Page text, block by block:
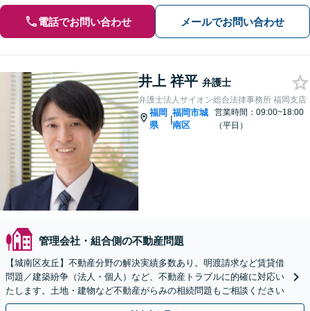
電話でお問い合わせ メールでお問い合わせ
井上 祥平 弁護士
弁護士法人サイオン総合法律事務所 福岡支店
福岡
県
|
福岡市城
南区
営業時間：09:00~18:00
（平日）
管理会社・組合側の不動産問題
【城南区友丘】不動産分野の解決実績多数あり。明渡請求など賃貸借
問題／建築紛争（法人・個人）など、不動産トラブルに的確に対応い
たします。土地・建物など不動産がらみの相続問題もご相談ください